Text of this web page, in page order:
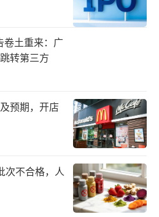
，进一步增强公司的核心
稳健发展奠定坚实基础。
，九价HPV疫苗从提交上
市，还需经历比较长的周
，正面临着业绩承压的局
，今年上半年，万泰生物
亿元，同比下降67.1
净利润约为2.6亿元，同
卷土重来：广
转第三方
预期，开店
不合格，人